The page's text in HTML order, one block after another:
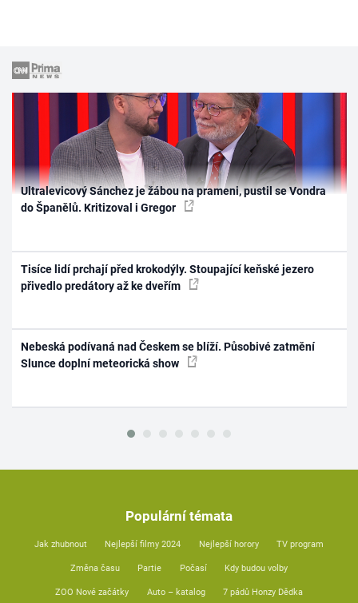
Ultralevicový Sánchez je žábou na prameni, pustil se Vondra
do Španělů. Kritizoval i Gregor
Tisíce lidí prchají před krokodýly. Stoupající keňské jezero
přivedlo predátory až ke dveřím
Nebeská podívaná nad Českem se blíží. Působivé zatmění
Slunce doplní meteorická show
Populární témata
Jak zhubnout Nejlepší filmy 2024 Nejlepší horory TV program
Změna času Partie Počasí Kdy budou volby
ZOO Nové začátky Auto – katalog 7 pádů Honzy Dědka